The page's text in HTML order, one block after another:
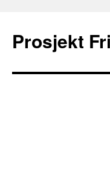
Prosjekt